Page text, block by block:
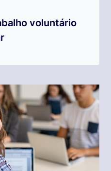
voluntário